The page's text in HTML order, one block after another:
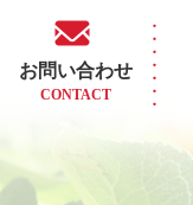
お問い合わせ
CONTACT